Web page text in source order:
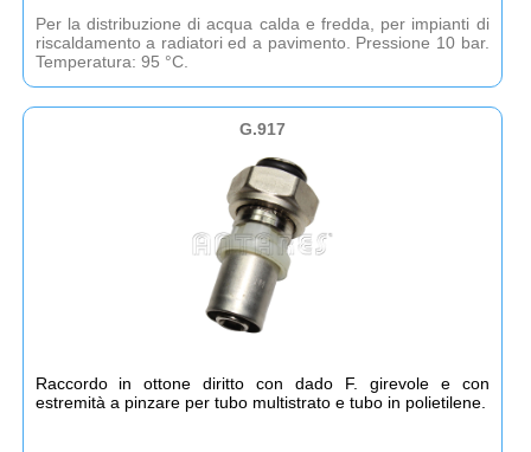
Per la distribuzione di acqua calda e fredda, per impianti di
riscaldamento a radiatori ed a pavimento. Pressione 10 bar.
Temperatura: 95 °C.
G.917
Raccordo in ottone diritto con dado F. girevole e con
estremità a pinzare per tubo multistrato e tubo in polietilene.